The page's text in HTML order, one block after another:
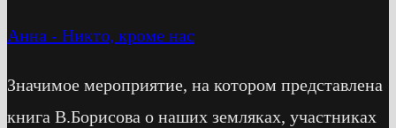
Анна - Никто, кроме нас
Значимое мероприятие, на котором представлена
книга В.Борисова о наших земляках, участниках